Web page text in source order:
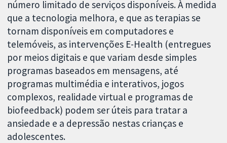
número limitado de serviços disponíveis. À medida
que a tecnologia melhora, e que as terapias se
tornam disponíveis em computadores e
telemóveis, as intervenções E-Health (entregues
por meios digitais e que variam desde simples
programas baseados em mensagens, até
programas multimédia e interativos, jogos
complexos, realidade virtual e programas de
biofeedback) podem ser úteis para tratar a
ansiedade e a depressão nestas crianças e
adolescentes.